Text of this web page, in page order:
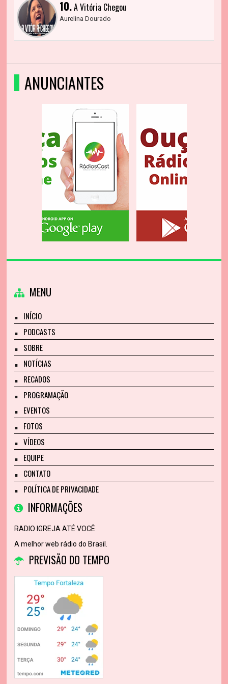
10.A Vitória Chegou
Aurelina Dourado
ANUNCIANTES
MENU
INÍCIO
PODCASTS
SOBRE
NOTÍCIAS
RECADOS
PROGRAMAÇÃO
EVENTOS
FOTOS
VÍDEOS
EQUIPE
CONTATO
POLÍTICA DE PRIVACIDADE
INFORMAÇÕES
RADIO IGREJA ATÉ VOCÊ
A melhor web rádio do Brasil.
PREVISÃO DO TEMPO